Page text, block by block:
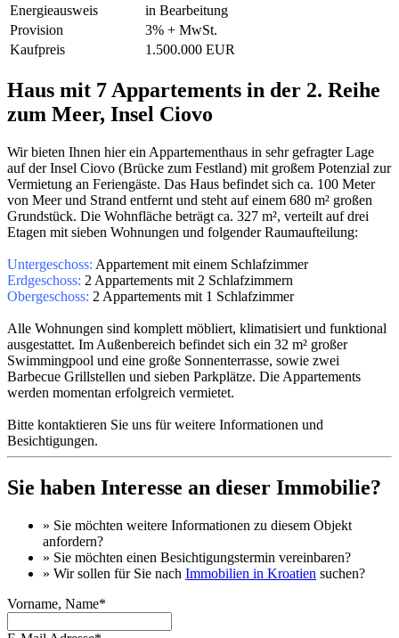
Energieausweis
in Bearbeitung
Provision
3% + MwSt.
Kaufpreis
1.500.000 EUR
Haus mit 7 Appartements in der 2. Reihe
zum Meer, Insel Ciovo
Wir bieten Ihnen hier ein Appartementhaus in sehr gefragter Lage
auf der Insel Ciovo (Brücke zum Festland) mit großem Potenzial zur
Vermietung an Feriengäste. Das Haus befindet sich ca. 100 Meter
von Meer und Strand entfernt und steht auf einem 680 m² großen
Grundstück. Die Wohnfläche beträgt ca. 327 m², verteilt auf drei
Etagen mit sieben Wohnungen und folgender Raumaufteilung:
Untergeschoss: Appartement mit einem Schlafzimmer
Erdgeschoss: 2 Appartements mit 2 Schlafzimmern
Obergeschoss: 2 Appartements mit 1 Schlafzimmer
Alle Wohnungen sind komplett möbliert, klimatisiert und funktional
ausgestattet. Im Außenbereich befindet sich ein 32 m² großer
Swimmingpool und eine große Sonnenterrasse, sowie zwei
Barbecue Grillstellen und sieben Parkplätze. Die Appartements
werden momentan erfolgreich vermietet.
Bitte kontaktieren Sie uns für weitere Informationen und
Besichtigungen.
Sie haben Interesse an dieser Immobilie?
» Sie möchten weitere Informationen zu diesem Objekt
anfordern?
» Sie möchten einen Besichtigungstermin vereinbaren?
» Wir sollen für Sie nach Immobilien in Kroatien suchen?
Vorname, Name*